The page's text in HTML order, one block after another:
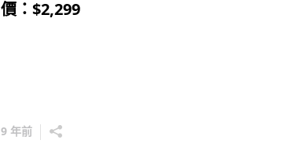
價：$2,299
9 年前